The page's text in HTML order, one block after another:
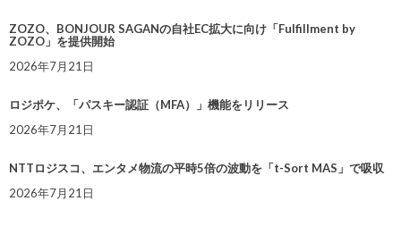
ZOZO、BONJOUR SAGANの自社EC拡大に向け「Fulfillment by
ZOZO」を提供開始
2026年7月21日
ロジポケ、「パスキー認証（MFA）」機能をリリース
2026年7月21日
NTTロジスコ、エンタメ物流の平時5倍の波動を「t-Sort MAS」で吸収
2026年7月21日